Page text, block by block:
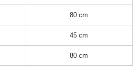
80 cm
45 cm
80 cm